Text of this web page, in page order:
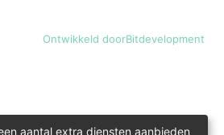
Ontwikkeld doorBitdevelopment
aantal extra diensten aanbieden